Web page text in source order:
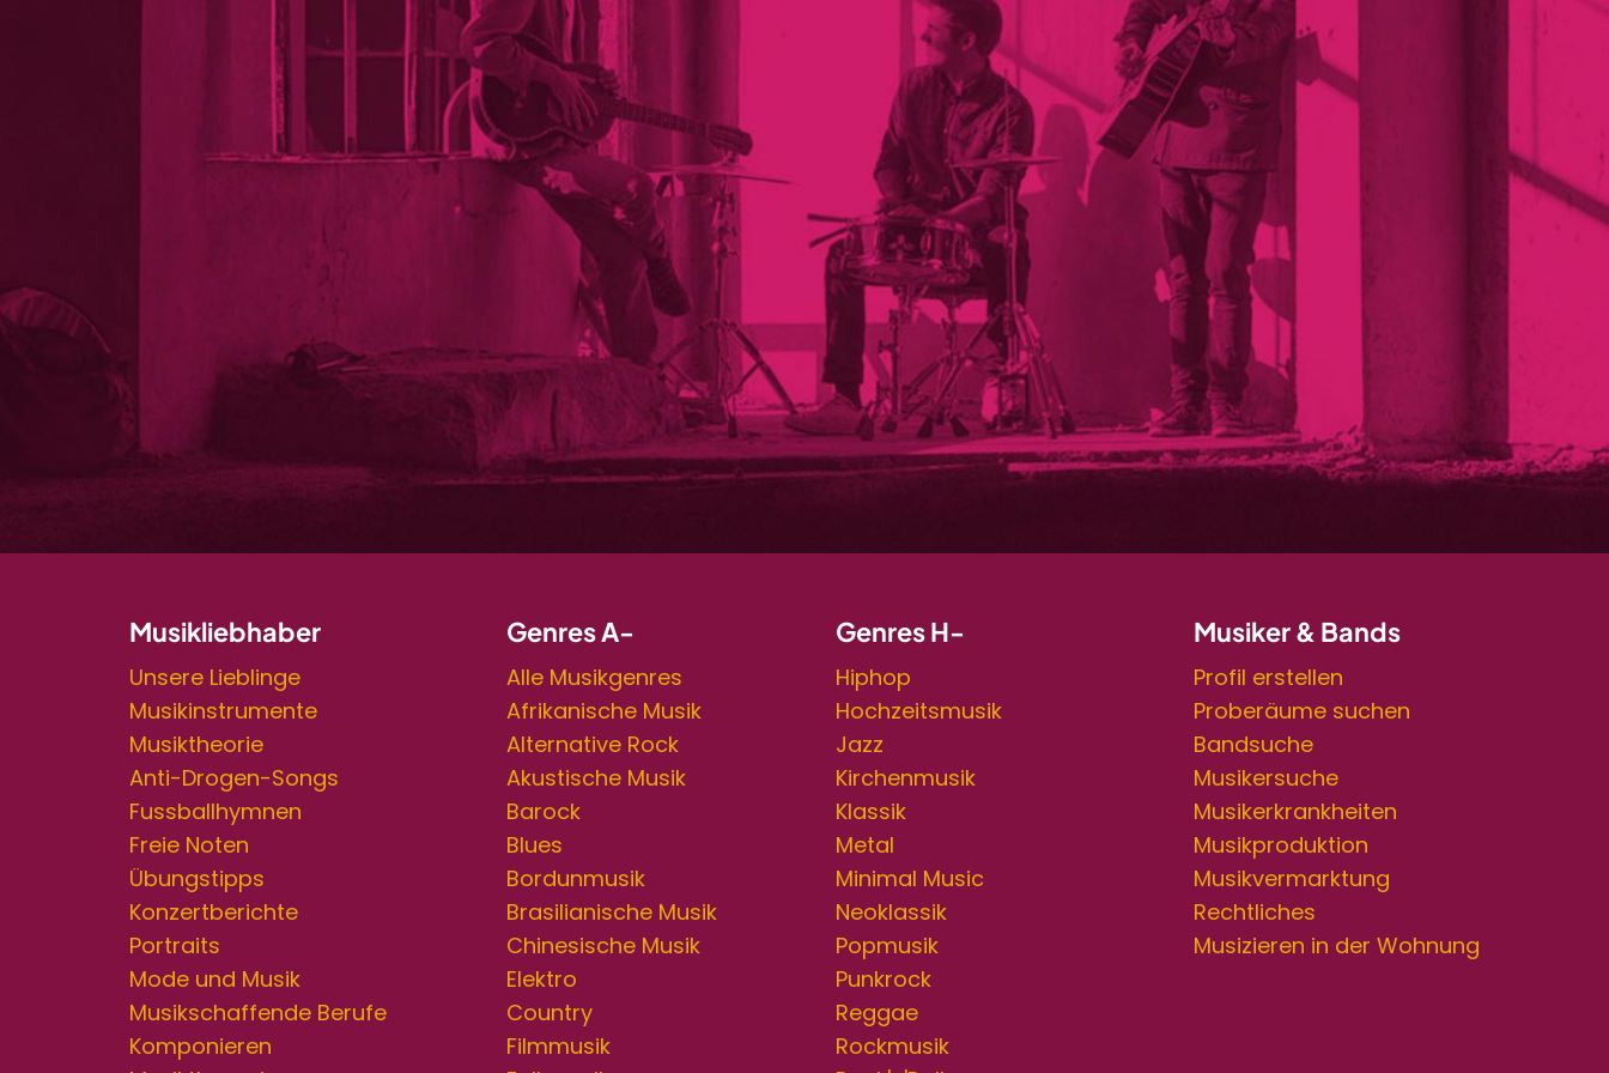
Musikliebhaber
Unsere Lieblinge
Musikinstrumente
Musiktheorie
Anti-Drogen-Songs
Fussballhymnen
Freie Noten
Übungstipps
Konzertberichte
Portraits
Mode und Musik
Musikschaffende Berufe
Komponieren
Genres A-
Alle Musikgenres
Afrikanische Musik
Alternative Rock
Akustische Musik
Barock
Blues
Bordunmusik
Brasilianische Musik
Chinesische Musik
Elektro
Country
Filmmusik
Genres H-
Hiphop
Hochzeitsmusik
Jazz
Kirchenmusik
Klassik
Metal
Minimal Music
Neoklassik
Popmusik
Punkrock
Reggae
Rockmusik
Musiker & Bands
Profil erstellen
Proberäume suchen
Bandsuche
Musikersuche
Musikerkrankheiten
Musikproduktion
Musikvermarktung
Rechtliches
Musizieren in der Wohnung